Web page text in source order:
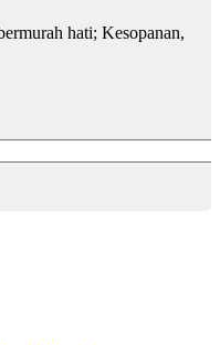
hati; Kesopanan,